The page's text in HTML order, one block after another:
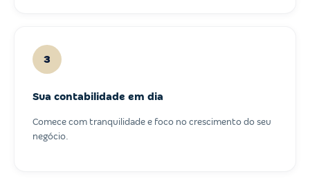
3
Sua contabilidade em dia
Comece com tranquilidade e foco no crescimento do seu
negócio.